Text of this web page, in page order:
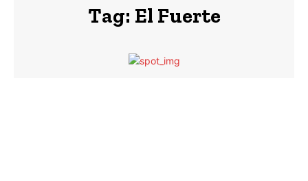
Tag: El Fuerte